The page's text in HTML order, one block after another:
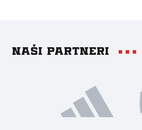
Naši partneri